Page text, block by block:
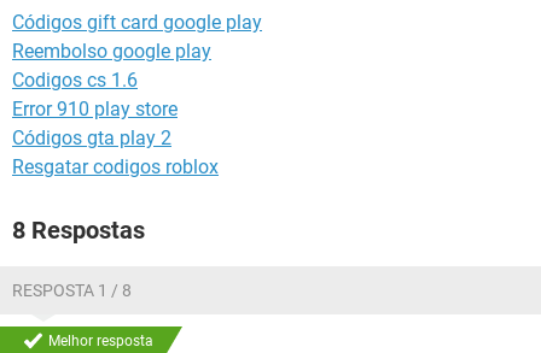
Códigos gift card google play
Reembolso google play
Codigos cs 1.6
Error 910 play store
Códigos gta play 2
Resgatar codigos roblox
8 Respostas
RESPOSTA 1 / 8
Melhor resposta